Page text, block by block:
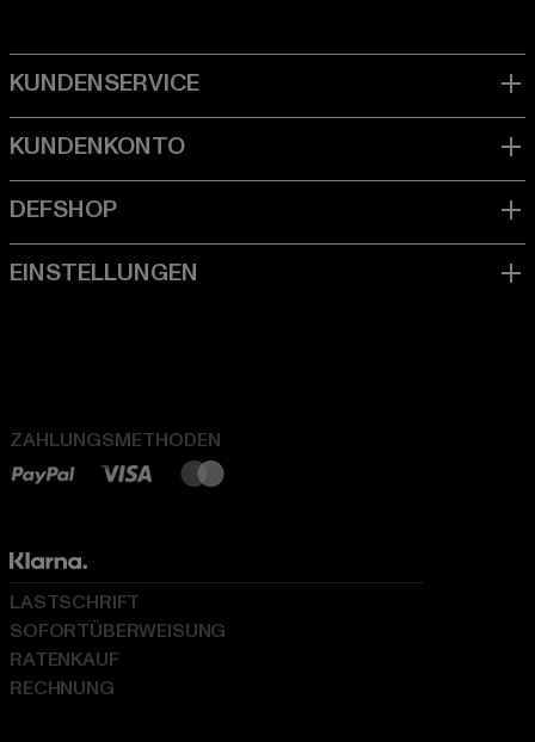
ZAHLUNGSMETHODEN
LASTSCHRIFT
SOFORTÜBERWEISUNG
RATENKAUF
RECHNUNG